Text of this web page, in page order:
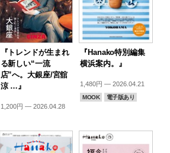
『トレンドが生まれ
る新しい“一流
店”へ。大銀座/宮舘
涼 …』
1,200円 — 2026.04.28
『Hanako特別編集
横浜案内。』
1,480円 — 2026.04.21
MOOK 電子版あり